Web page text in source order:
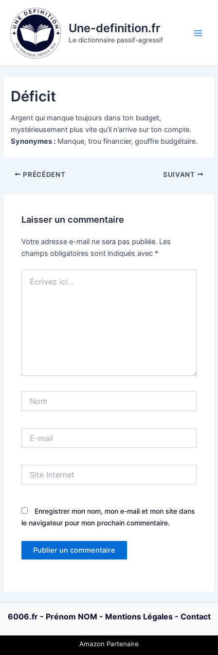
contenu
Une-definition.fr
Le dictionnaire passif-agressif
Déficit
Argent qui manque toujours dans ton budget,
mystérieusement plus vite qu’il n’arrive sur ton compte.
Synonymes : Manque, trou financier, gouffre budgétaire.
PRÉCÉDENT SUIVANT
Laisser un commentaire
Votre adresse e-mail ne sera pas publiée. Les
champs obligatoires sont indiqués avec *
ici…
mail
Internet
Enregistrer mon nom, mon e-mail et mon site dans
le navigateur pour mon prochain commentaire.
6006.fr- Prénom NOM - Mentions Légales- Contact
Amazon Partenaire